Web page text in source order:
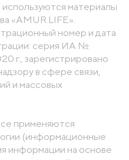
материалы
«AMUR.LIFE».
номер и дата
серия ИА №
г., зарегистрировано
в сфере связи,
и массовых
применяются
(информационные
информации на основе